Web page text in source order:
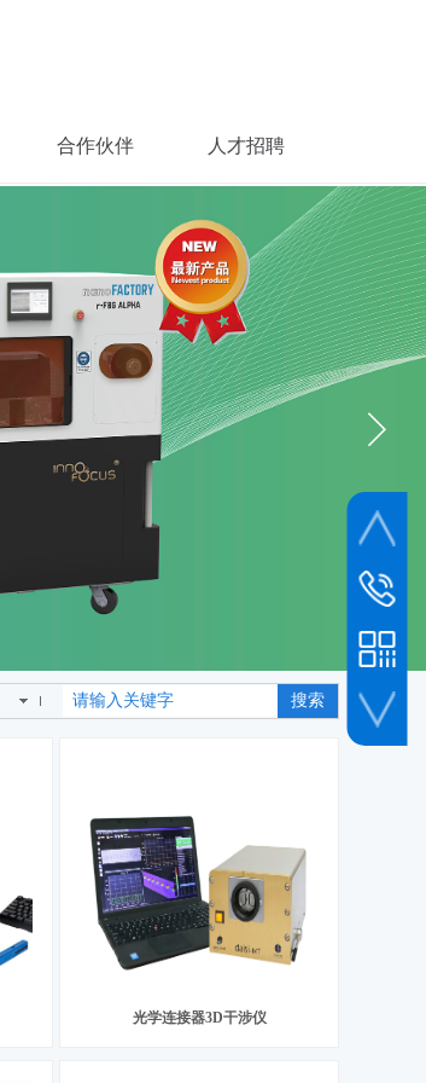
合作伙伴 人才招聘
搜索
光学连接器3D干涉仪
销售客服
销售专线
公司传真
010-